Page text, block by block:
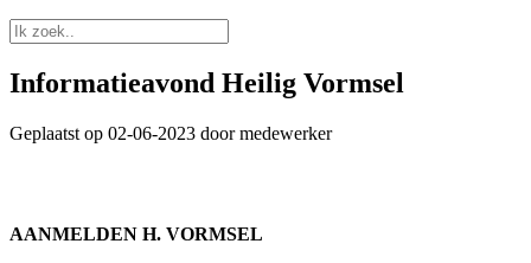
Informatieavond Heilig Vormsel
Geplaatst op 02-06-2023 door medewerker
AANMELDEN H. VORMSEL